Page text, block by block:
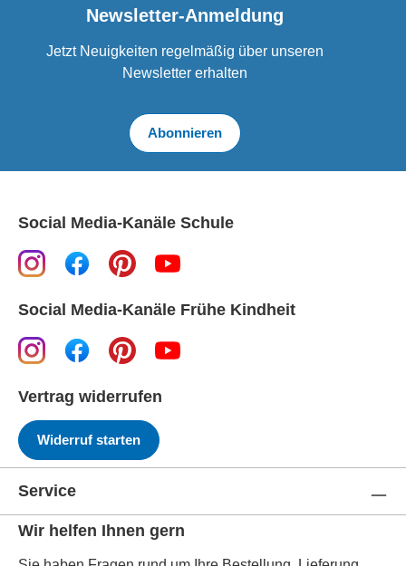
Newsletter-Anmeldung
Jetzt Neuigkeiten regelmäßig über unseren
Newsletter erhalten
Abonnieren
Social Media-Kanäle Schule
Social Media-Kanäle Frühe Kindheit
Vertrag widerrufen
Widerruf starten
Service
Wir helfen Ihnen gern